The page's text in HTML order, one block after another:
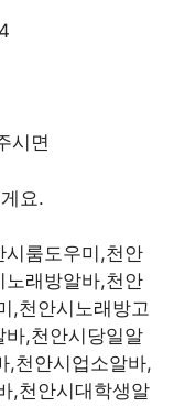
시면
요.
시룸도우미,천안
래방알바,천안
,천안시노래방고
바,천안시당일알
,천안시업소알바,
,천안시대학생알